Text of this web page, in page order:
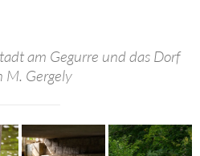
am Gegurre und das Dorf
M. Gergely